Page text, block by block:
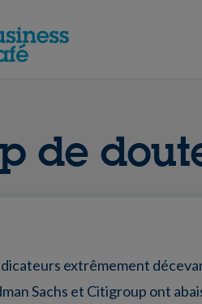
de
extrêmement
Sachs et Citigroup ont